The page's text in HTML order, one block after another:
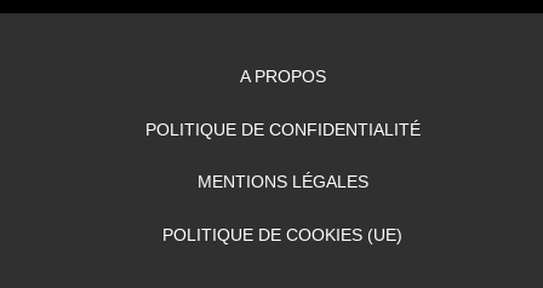
A PROPOS
POLITIQUE DE CONFIDENTIALITÉ
MENTIONS LÉGALES
POLITIQUE DE COOKIES (UE)